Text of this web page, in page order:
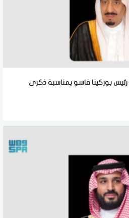
بوركينا فاسو بمناسبة ذكرى